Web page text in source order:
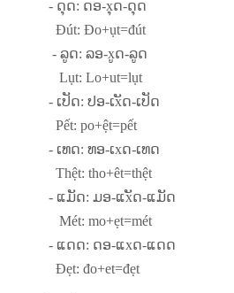
- ດຸດ: ດອ-xຸດ-ດຸດ
Đút: Đo+ụt=đút
- ລູດ: ລອ-xູດ-ລູດ
Lụt: Lo+ut=lụt
- ເປັດ: ປອ-ເxັດ-ເປັດ
Pết: po+ệt=pết
- ເທດ: ທອ-ເxດ-ເທດ
Thệt: tho+êt=thệt
- ແມັດ: ມອ-ແxັດ-ແມັດ
Mét: mo+ẹt=mét
- ແດດ: ດອ-ແxດ-ແດດ
Đẹt: đo+et=đẹt